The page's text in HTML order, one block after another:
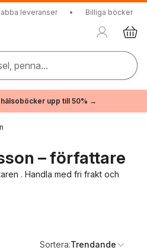
leveranser • Billiga böcker
penna...
hälsoböcker upp till 50% →
– författare
. Handla med fri frakt och
Sortera:Trendande